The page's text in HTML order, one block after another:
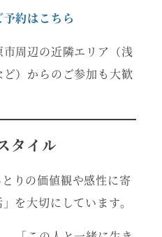
約はこちら
周辺の近隣エリア（浅
）からのご参加も大歓
タイル
りの価値観や感性に寄
を大切にしています。